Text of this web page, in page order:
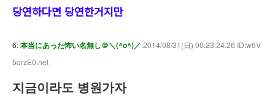
당연하다면 당연한거지만
6:本当にあった怖い名無し＠＼(^o^)／ 2014/08/31(日) 00:23:24.26 ID:w6V
5orzE0.net
지금이라도 병원가자